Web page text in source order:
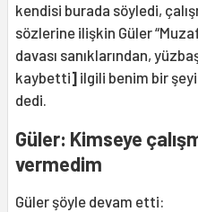
kendisi burada söyledi,
sözlerine ilişkin Güler
davası sanıklarından,
kaybetti] ilgili benim bir
dedi.
Güler: Kimseye
vermedim
Güler şöyle devam etti: